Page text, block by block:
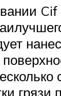
Cif